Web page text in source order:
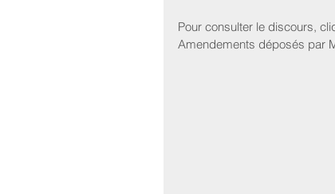
Pour consulter le discours,
Amendements déposés par